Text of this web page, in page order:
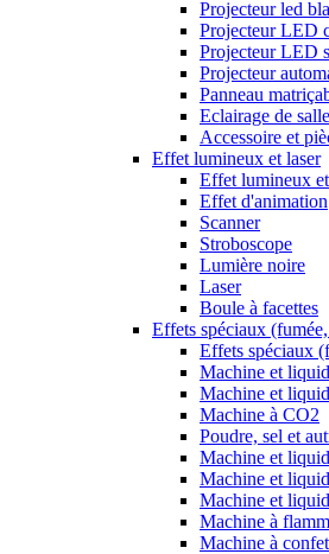
Projecteur led
Projecteur LED
Projecteur LED
Projecteur
Panneau
Eclairage de salle
Accessoire et
Effet lumineux et laser
Effet lumineux
Effet d'animation
Scanner
Stroboscope
Lumière noire
Laser
Boule à facettes
Effets spéciaux
Effets spéciaux
Machine et
Machine et
Machine à CO2
Poudre, sel et
Machine et
Machine et
Machine et
Machine à
Machine à